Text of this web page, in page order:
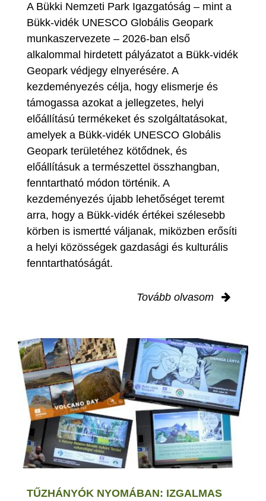
A Bükki Nemzeti Park Igazgatóság – mint a
Bükk-vidék UNESCO Globális Geopark
munkaszervezete – 2026-ban első
alkalommal hirdetett pályázatot a Bükk-vidék
Geopark védjegy elnyerésére. A
kezdeményezés célja, hogy elismerje és
támogassa azokat a jellegzetes, helyi
előállítású termékeket és szolgáltatásokat,
amelyek a Bükk-vidék UNESCO Globális
Geopark területéhez kötődnek, és
előállításuk a természettel összhangban,
fenntartható módon történik. A
kezdeményezés újabb lehetőséget teremt
arra, hogy a Bükk-vidék értékei szélesebb
körben is ismertté váljanak, miközben erősíti
a helyi közösségek gazdasági és kulturális
fenntarthatóságát.
Tovább olvasom
TŰZHÁNYÓK NYOMÁBAN: IZGALMAS